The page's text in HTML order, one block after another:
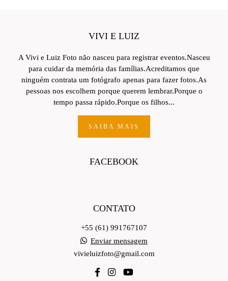
VIVI E LUIZ
A Vivi e Luiz Foto não nasceu para registrar eventos.Nasceu
para cuidar da memória das famílias.Acreditamos que
ninguém contrata um fotógrafo apenas para fazer fotos.As
pessoas nos escolhem porque querem lembrar.Porque o
tempo passa rápido.Porque os filhos...
SAIBA MAIS
FACEBOOK
CONTATO
+55 (61) 991767107
Enviar mensagem
vivieluizfoto@gmail.com